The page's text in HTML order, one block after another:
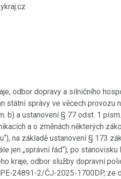
odbor dopravy a silničního
státní správy ve věcech provozu
b) a ustanovení § 77 odst. 1
a o změnách některých
na základě ustanovení § 173
jen „správní řád“), po
kraje, odbor služby dopravní
24891-2/ČJ-2025-1700DP, ze